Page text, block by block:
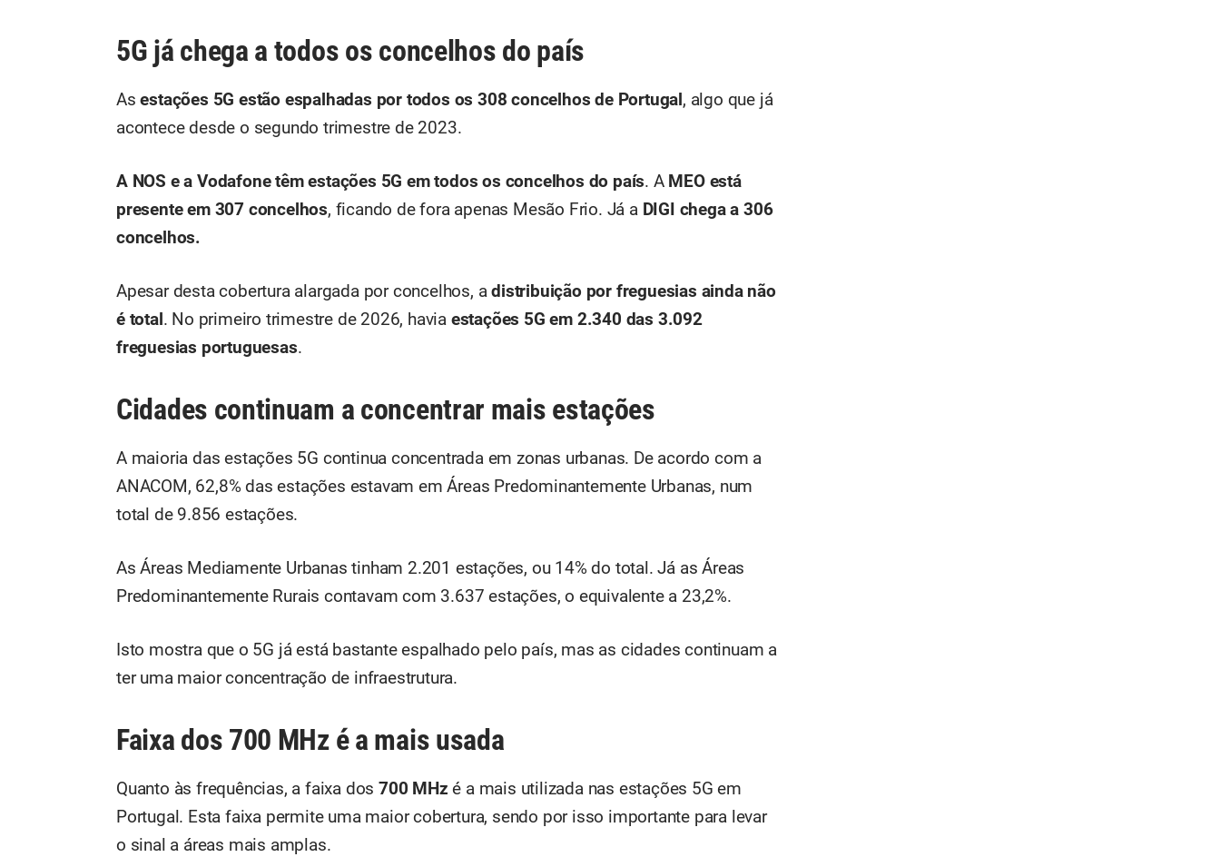
5G já chega a todos os concelhos do país
Asestações 5G estão espalhadas por todos os 308 concelhos de Portugal , algo que já
acontece desde o segundo trimestre de 2023.
A NOS e a Vodafone têm estações 5G em todos os concelhos do país. A MEO está
presente em 307 concelhos, ficando de fora apenas Mesão Frio. Já a DIGI chega a 306
concelhos.
Apesar desta cobertura alargada por concelhos, adistribuição por freguesias ainda não
é total . No primeiro trimestre de 2026, havia estações 5G em 2.340 das 3.092
freguesias portuguesas.
Cidades continuam a concentrar mais estações
A maioria das estações 5G continua concentrada em zonas urbanas. De acordo com a
ANACOM, 62,8% das estações estavam em Áreas Predominantemente Urbanas, num
total de 9.856 estações.
As Áreas Mediamente Urbanas tinham 2.201 estações, ou 14% do total. Já as Áreas
Predominantemente Rurais contavam com 3.637 estações, o equivalente a 23,2%.
Isto mostra que o 5G já está bastante espalhado pelo país, mas as cidades continuam a
ter uma maior concentração de infraestrutura.
Faixa dos 700 MHz é a mais usada
Quanto às frequências, a faixa dos 700 MHz é a mais utilizada nas estações 5G em
Portugal. Esta faixa permite uma maior cobertura, sendo por isso importante para levar
o sinal a áreas mais amplas.